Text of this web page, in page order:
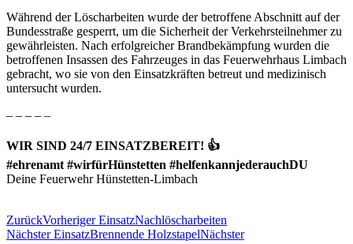
Während der Löscharbeiten wurde der betroffene Abschnitt auf der
Bundesstraße gesperrt, um die Sicherheit der Verkehrsteilnehmer zu
gewährleisten. Nach erfolgreicher Brandbekämpfung wurden die
betroffenen Insassen des Fahrzeuges in das Feuerwehrhaus Limbach
gebracht, wo sie von den Einsatzkräften betreut und medizinisch
untersucht wurden.
– – – – –
WIR SIND 24/7 EINSATZBEREIT! 👍
#ehrenamt #wirfürHünstetten #helfenkannjederauchDU
Deine Feuerwehr Hünstetten-Limbach
ZurückVorheriger EinsatzNachlöscharbeiten
Nächster EinsatzBrennende HolzstapelNächster